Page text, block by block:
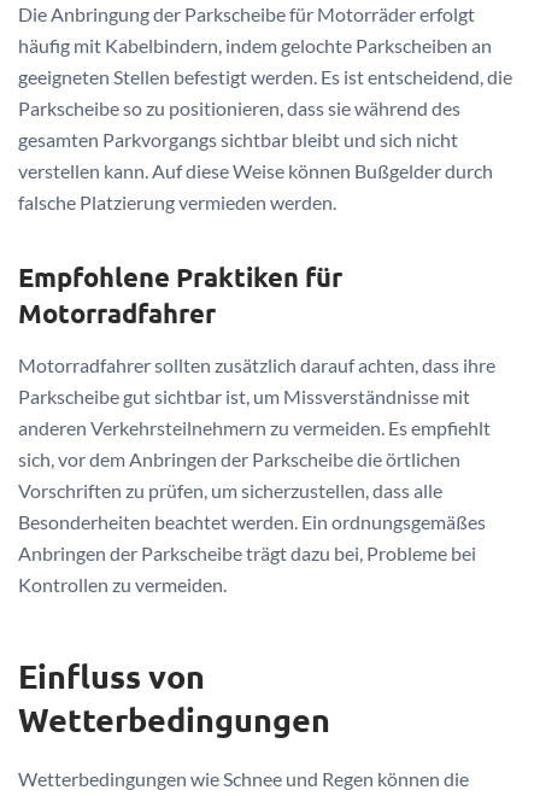
Die Anbringung der Parkscheibe für Motorräder erfolgt
häufig mit Kabelbindern, indem gelochte Parkscheiben an
geeigneten Stellen befestigt werden. Es ist entscheidend, die
Parkscheibe so zu positionieren, dass sie während des
gesamten Parkvorgangs sichtbar bleibt und sich nicht
verstellen kann. Auf diese Weise können Bußgelder durch
falsche Platzierung vermieden werden.
Empfohlene Praktiken für
Motorradfahrer
Motorradfahrer sollten zusätzlich darauf achten, dass ihre
Parkscheibe gut sichtbar ist, um Missverständnisse mit
anderen Verkehrsteilnehmern zu vermeiden. Es empfiehlt
sich, vor dem Anbringen der Parkscheibe die örtlichen
Vorschriften zu prüfen, um sicherzustellen, dass alle
Besonderheiten beachtet werden. Ein ordnungsgemäßes
Anbringen der Parkscheibe trägt dazu bei, Probleme bei
Kontrollen zu vermeiden.
Einfluss von
Wetterbedingungen
Wetterbedingungen wie Schnee und Regen können die